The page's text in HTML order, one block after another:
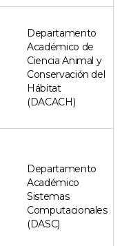
Departamento
Académico de
Ciencia Animal y
Conservación del
Hábitat
(DACACH)
Departamento
Académico
Sistemas
Computacionales
(DASC)